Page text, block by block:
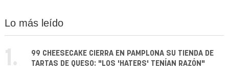
Lo más leído
1.
99 CHEESECAKE CIERRA EN PAMPLONA SU TIENDA DE
TARTAS DE QUESO: "LOS 'HATERS' TENÍAN RAZÓN"